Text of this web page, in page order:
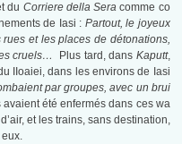
du Corriere della Sera comme co
de Iasi : Partout, le joyeux
et les places de détonations,
cruels…
Plus tard, dans Kaputt,
IIoaiei, dans les environs de Iasi
par groupes, avec un brui
avaient été enfermés dans ces wa
et les trains, sans destination,
eux.